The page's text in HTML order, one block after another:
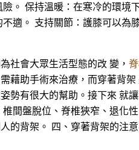
。 保持溫暖：在寒冷的環境
適。 支持關節：護膝可以為
社會大眾生活型態的改 變，
藉助手術來治療，而穿著背
勢有很大的幫助。接下來 就
間盤脫位、脊椎狹窄、退化
的背架。 四、穿著背架的注